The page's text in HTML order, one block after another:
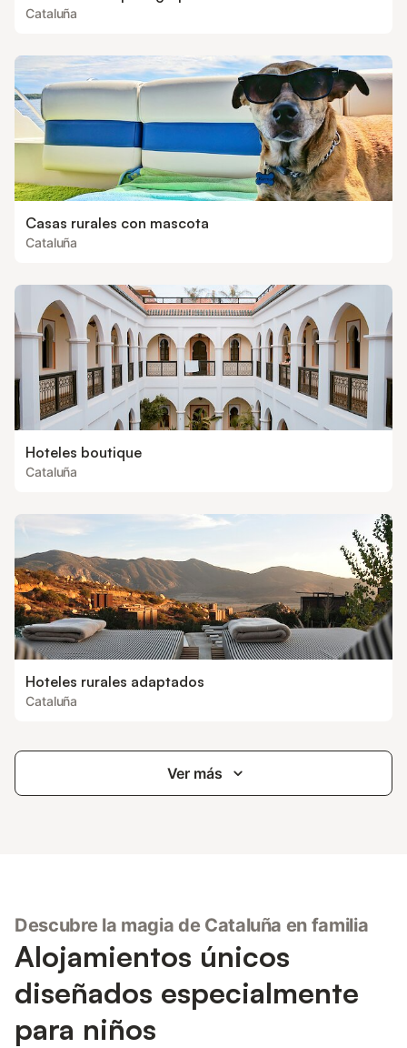
Cataluña
Casas rurales con mascota
Cataluña
Hoteles boutique
Cataluña
Hoteles rurales adaptados
Cataluña
Ver más
Descubre la magia de Cataluña en familia
Alojamientos únicos
diseñados especialmente
para niños